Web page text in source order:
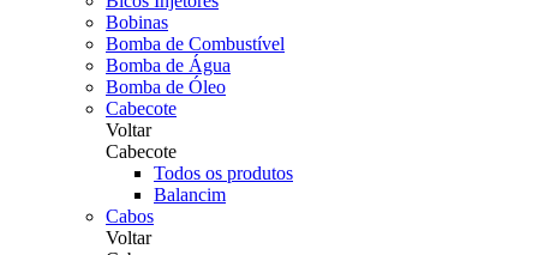
Bobinas
Bomba de Combustível
Bomba de Água
Bomba de Óleo
Cabecote
Voltar
Cabecote
Todos os produtos
Balancim
Cabos
Voltar